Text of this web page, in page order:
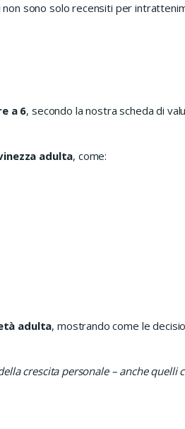
sono solo recensiti per
a 6, secondo la nostra scheda di
adulta, come:
adulta, mostrando come le
crescita personale – anche quelli